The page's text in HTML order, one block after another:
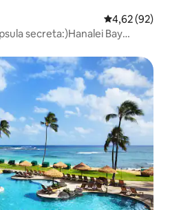
4,62 de uma
4,62 (92)